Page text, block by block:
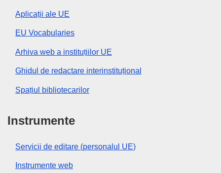
Aplicații ale UE
EU Vocabularies
Arhiva web a instituțiilor UE
Ghidul de redactare interinstituțional
Spațiul bibliotecarilor
Instrumente
Servicii de editare (personalul UE)
Instrumente web